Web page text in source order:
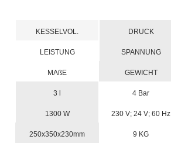
KESSELVOL. DRUCK
LEISTUNG SPANNUNG
MAßE GEWICHT
3 l 4 Bar
1300 W 230 V; 24 V; 60 Hz
250x350x230mm 9 KG